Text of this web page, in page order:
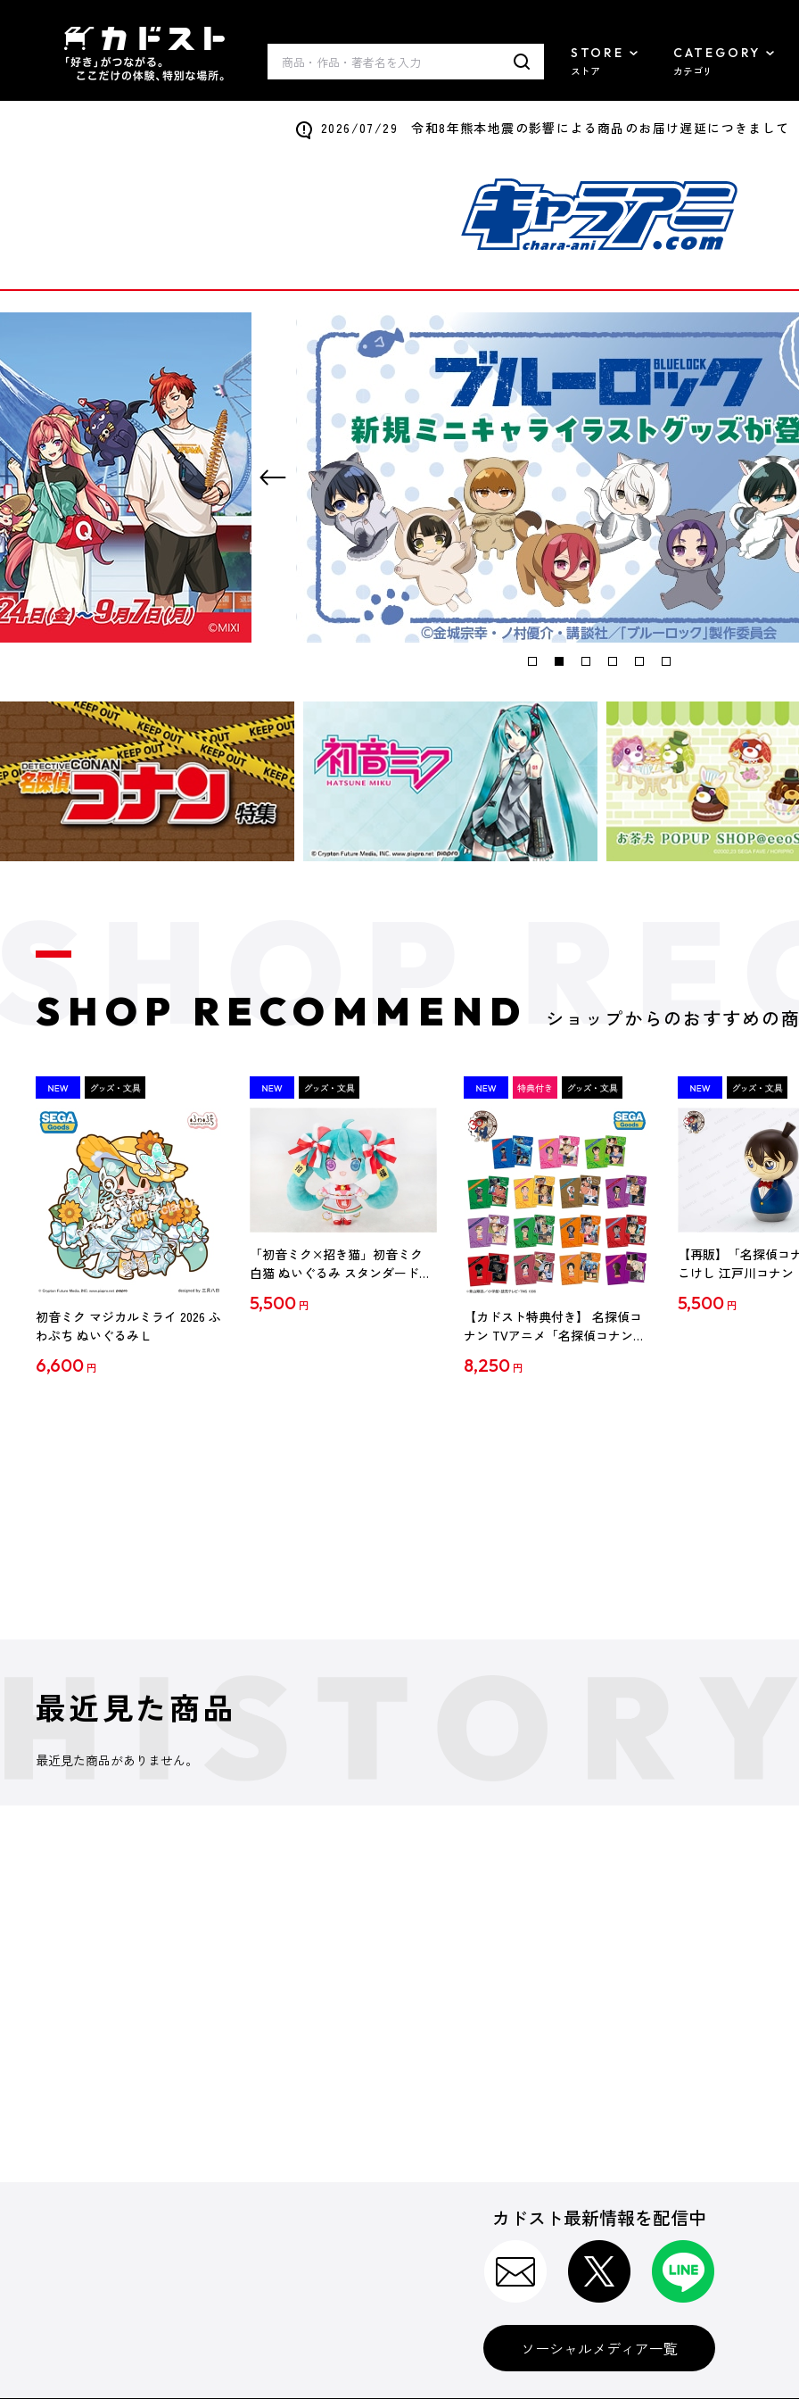
STORE
ストア
CATEGORY
カテゴリ
2026/07/29 令和8年熊本地震の影響による商品のお届け遅延につきまして
SHOP RECOMMEND ショップからのおすすめの
初音ミク マジカルミライ 2026 ふ
わぷち ぬいぐるみ L
6,600 円
「初音ミク×招き猫」初音ミク
白猫 ぬいぐるみ スタンダード
5,500 円
【カドスト特典付き】 名探偵コ
ナン TVアニメ「名探偵コナン」
【1BOX】
8,250 円
【再販】「名探偵コ
こけし 江戸川コナン
5,500 円
最近見た商品
最近見た商品がありません。
カドスト最新情報を配信中
ソーシャルメディア一覧